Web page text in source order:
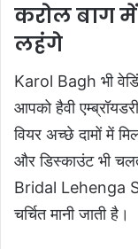
करोल बाग में
लहंगे
Karol Bagh भी
आपको हैवी
वियर अच्छे दामों में
और डिस्काउंट भी
Bridal Lehenga
चर्चित मानी जाती है।